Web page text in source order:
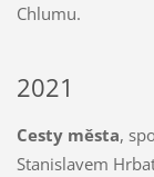
Chlumu.
2021
Cesty města,
Stanislavem